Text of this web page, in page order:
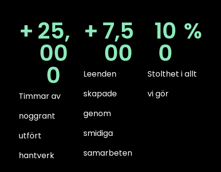
Timmar av
noggrant
utfört
hantverk
+ 25,
00
0
Leenden
skapade
genom
smidiga
samarbeten
+ 7,5
00
Stolthet i allt
vi gör
10
0
%